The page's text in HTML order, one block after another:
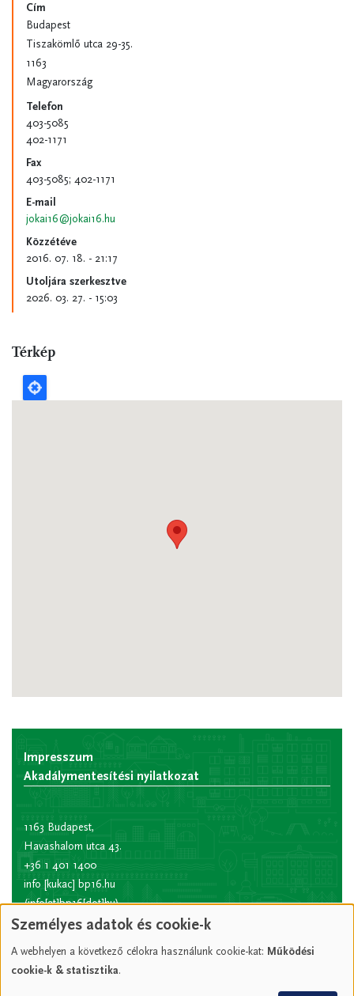
Cím
Budapest
Tiszakömlő utca 29-35.
1163
Magyarország
Telefon
403-5085
402-1171
Fax
403-5085; 402-1171
E-mail
jokai16@jokai16.hu
Közzétéve
2016. 07. 18. - 21:17
Utoljára szerkesztve
2026. 03. 27. - 15:03
Térkép
Impresszum
Akadálymentesítési nyilatkozat
1163 Budapest,
Havashalom utca 43.
+36 1 401 1400
info [kukac] bp16.hu
(info[at]bp16[dot]hu)
Hivatali kapu rövid
Személyes adatok és cookie-k
A webhelyen a következő célokra használunk cookie-kat: Működési
cookie-k & statisztika.